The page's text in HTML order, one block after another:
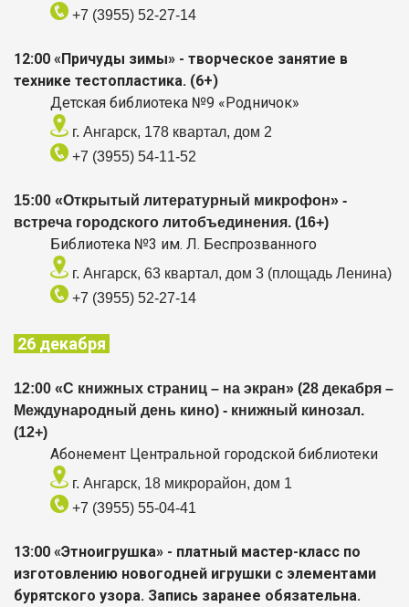
+7 (3955) 52-27-14
12:00 «Причуды зимы» - творческое занятие в
технике тестопластика. (6+)
Детская библиотека №9 «Родничок»
г. Ангарск, 178 квартал, дом 2
+7 (3955) 54-11-52
15:00 «Открытый литературный микрофон» -
встреча городского литобъединения. (16+)
Библиотека №3 им. Л. Беспрозванного
г. Ангарск, 63 квартал, дом 3 (площадь Ленина)
+7 (3955) 52-27-14
26 декабря
12:00 «С книжных страниц – на экран» (28 декабря –
Международный день кино) - книжный кинозал.
(12+)
Абонемент Центральной городской библиотеки
г. Ангарск, 18 микрорайон, дом 1
+7 (3955) 55-04-41
13:00 «Этноигрушка» - платный мастер-класс по
изготовлению новогодней игрушки с элементами
бурятского узора. Запись заранее обязательна.